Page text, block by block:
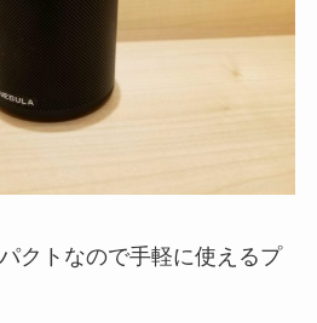
クトなので手軽に使えるプ